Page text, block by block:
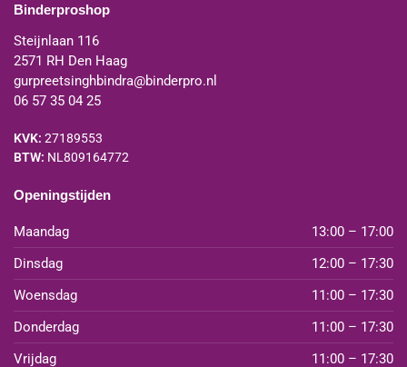
Binderproshop
Steijnlaan 116
2571 RH Den Haag
gurpreetsinghbindra@binderpro.nl
06 57 35 04 25
KVK: 27189553
BTW: NL809164772
Openingstijden
Maandag
13:00 – 17:00
Dinsdag
12:00 – 17:30
Woensdag
11:00 – 17:30
Donderdag
11:00 – 17:30
Vrijdag
11:00 – 17:30